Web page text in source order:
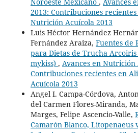
Noroeste Mexicano , Avances
2013: Contribuciones
Nutrición Acuícola 2013
Luis Héctor Hernández
Fernández Araiza, Fuentes de
para Dietas de Trucha
mykiss) , Avances en Nutrición
Contribuciones recientes en
Acuícola 2013
Angel I. Campa-Córdova,
del Carmen Flores-Miranda,
Marges, Felipe Ascencio-Valle,
Camarón Blanco, Litopenaeus